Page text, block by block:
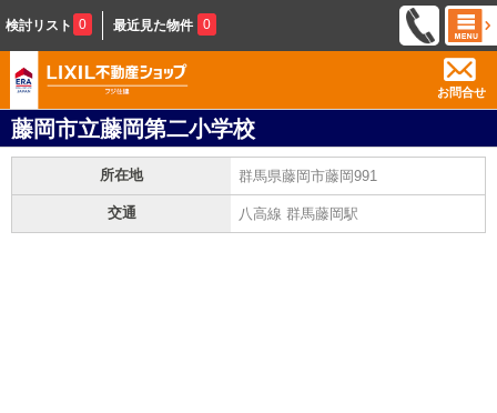
検討リスト 0 最近見た物件 0
お問合せ
藤岡市立藤岡第二小学校
所在地 群馬県藤岡市藤岡991
交通 八高線 群馬藤岡駅